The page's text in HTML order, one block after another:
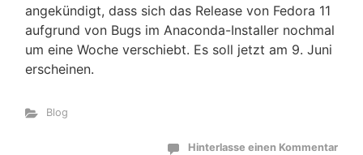
angekündigt, dass sich das Release von Fedora 11
aufgrund von Bugs im Anaconda-Installer nochmal
um eine Woche verschiebt. Es soll jetzt am 9. Juni
erscheinen.
Blog
Hinterlasse einen Kommentar